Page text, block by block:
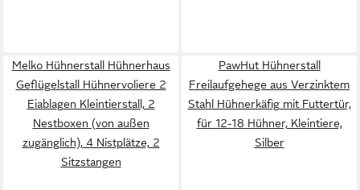
Melko Hühnerstall Hühnerhaus
Geflügelstall Hühnervoliere 2
Eiablagen Kleintierstall, 2
Nestboxen (von außen
zugänglich), 4 Nistplätze, 2
Sitzstangen
PawHut Hühnerstall
Freilaufgehege aus Verzinktem
Stahl Hühnerkäfig mit Futtertür,
für 12-18 Hühner, Kleintiere,
Silber